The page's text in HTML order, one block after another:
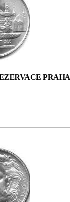
PRAHA